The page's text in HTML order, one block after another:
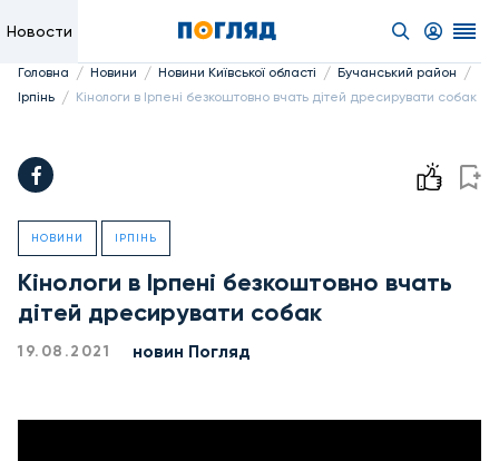
Новости
Головна / Новини / Новини Київської області / Бучанський район /
Ірпінь / Кінологи в Ірпені безкоштовно вчать дітей дресирувати собак
НОВИНИ ІРПІНЬ
Кінологи в Ірпені безкоштовно вчать
дітей дресирувати собак
19.08.2021 новин Погляд